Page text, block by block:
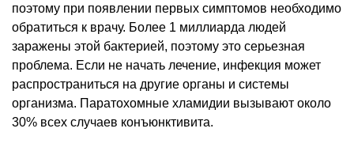
поэтому при появлении первых симптомов необходимо
обратиться к врачу. Более 1 миллиарда людей
заражены этой бактерией, поэтому это серьезная
проблема. Если не начать лечение, инфекция может
распространиться на другие органы и системы
организма. Паратохомные хламидии вызывают около
30% всех случаев конъюнктивита.